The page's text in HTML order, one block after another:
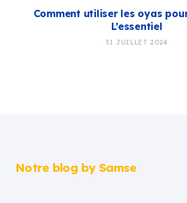
Comment utiliser les oyas
L’essentiel
31 JUILLET 2024
Notre blog by Samse